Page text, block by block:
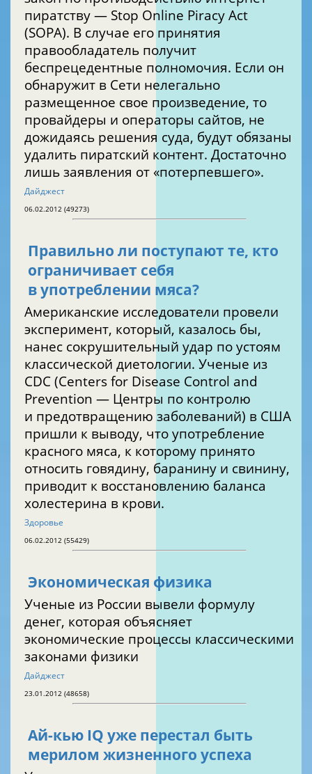
пиратству — Stop Online Piracy Act
(SOPA). В случае его принятия
правообладатель получит
беспрецедентные полномочия. Если он
обнаружит в Сети нелегально
размещенное свое произведение, то
провайдеры и операторы сайтов, не
дожидаясь решения суда, будут обязаны
удалить пиратский контент. Достаточно
лишь заявления от «потерпевшего».
Дайджест
06.02.2012 (49273)
Правильно ли поступают те, кто
ограничивает себя
в употреблении мяса?
Американские исследователи провели
эксперимент, который, казалось бы,
нанес сокрушительный удар по устоям
классической диетологии. Ученые из
CDC (Centers for Disease Control and
Prevention — Центры по контролю
и предотвращению заболеваний) в США
пришли к выводу, что употребление
красного мяса, к которому принято
относить говядину, баранину и свинину,
приводит к восстановлению баланса
холестерина в крови.
Здоровье
06.02.2012 (55429)
Экономическая физика
Ученые из России вывели формулу
денег, которая объясняет
экономические процессы классическими
законами физики
Дайджест
23.01.2012 (48658)
Ай-кью IQ уже перестал быть
мерилом жизненного успеха